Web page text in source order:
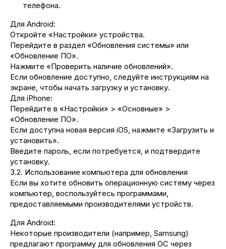
телефона.
Для Android:
Откройте «Настройки» устройства.
Перейдите в раздел «Обновления системы» или
«Обновление ПО».
Нажмите «Проверить наличие обновлений».
Если обновление доступно, следуйте инструкциям на
экране, чтобы начать загрузку и установку.
Для iPhone:
Перейдите в «Настройки» > «Основные» >
«Обновление ПО».
Если доступна новая версия iOS, нажмите «Загрузить и
установить».
Введите пароль, если потребуется, и подтвердите
установку.
3.2. Использование компьютера для обновления
Если вы хотите обновить операционную систему через
компьютер, воспользуйтесь программами,
предоставляемыми производителями устройств.
Для Android:
Некоторые производители (например, Samsung)
предлагают программу для обновления ОС через